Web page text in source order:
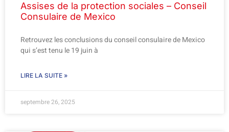
Assises de la protection sociales – Conseil
Consulaire de Mexico
Retrouvez les conclusions du conseil consulaire de Mexico
qui s’est tenu le 19 juin à
LIRE LA SUITE »
septembre 26, 2025